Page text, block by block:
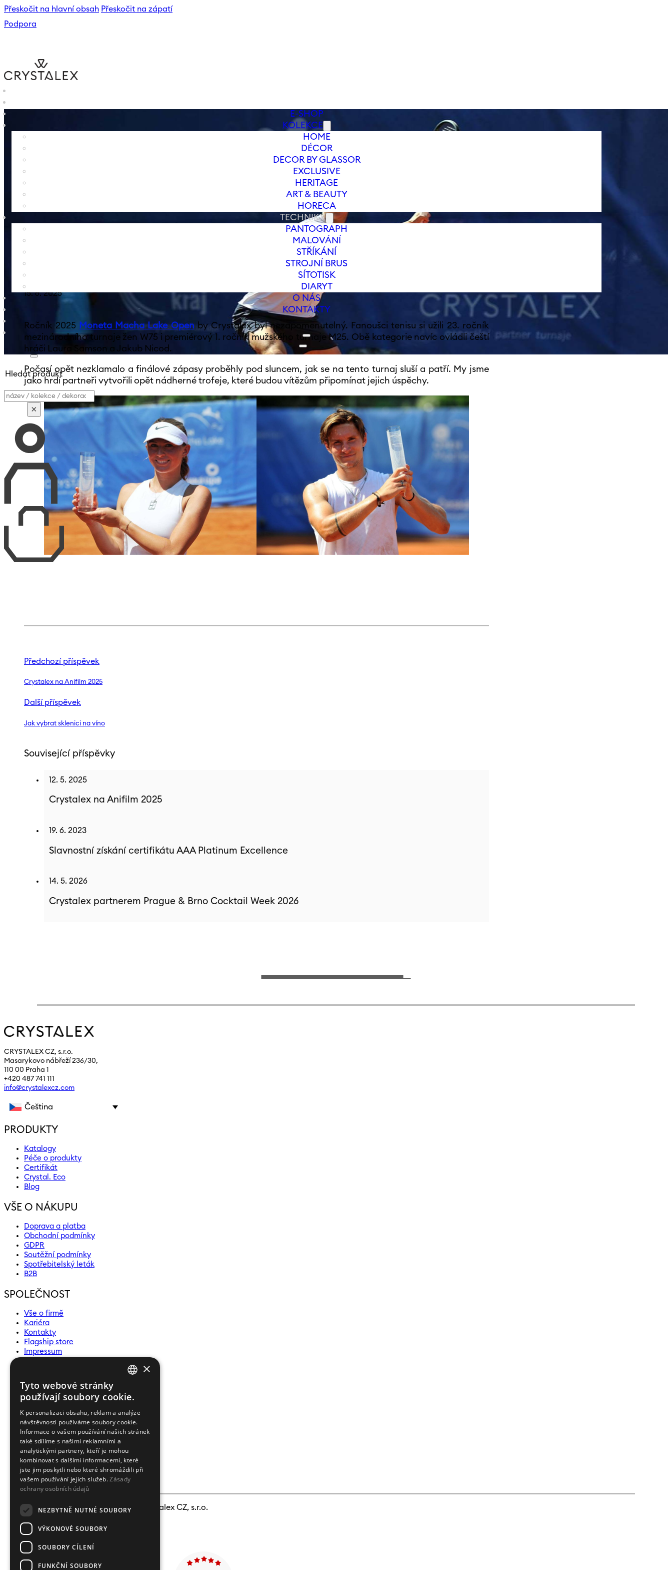
Přeskočit na hlavní obsah Přeskočit na zápatí
Podpora
B2B
E-SHOP
KOLEKCE
HOME
DÉCOR
DECOR BY GLASSOR
EXCLUSIVE
HERITAGE
ART & BEAUTY
HORECA
TECHNIKY
PANTOGRAPH
MALOVÁNÍ
STŘÍKÁNÍ
STROJNÍ BRUS
SÍTOTISK
DIARYT
O NÁS
KONTAKTY
Hledat produkt
Vyhledávání
×
CRYSTALEX A MONETA MACHA LAKE
OPEN 2025
15. 6. 2025
Ročník 2025 Moneta Macha Lake Open by Crystalex byl nezapomenutelný. Fanoušci tenisu si užili 23. ročník
mezinárodního turnaje žen W75 i premiérový 1. ročník mužského turnaje M25. Obě kategorie navíc ovládli čeští
hráči Laura Samson a Jakub Nicod.
Počasí opět nezklamalo a finálové zápasy proběhly pod sluncem, jak se na tento turnaj sluší a patří. My jsme
jako hrdí partneři vytvořili opět nádherné trofeje, které budou vítězům připomínat jejich úspěchy.
Předchozí příspěvek
Crystalex na Anifilm 2025
Další příspěvek
Jak vybrat sklenici na víno
Související příspěvky
12. 5. 2025
Crystalex na Anifilm 2025
19. 6. 2023
Slavnostní získání certifikátu AAA Platinum Excellence
14. 5. 2026
Crystalex partnerem Prague & Brno Cocktail Week 2026
CRYSTALEX CZ, s.r.o.
Masarykovo nábřeží 236/30,
110 00 Praha 1
+420 487 741 111
info@crystalexcz.com
Čeština
PRODUKTY
Katalogy
Péče o produkty
Certifikát
Crystal. Eco
Blog
VŠE O NÁKUPU
Doprava a platba
Obchodní podmínky
GDPR
Soutěžní podmínky
Spotřebitelský leták
B2B
SPOLEČNOST
Vše o firmě
Kariéra
Kontakty
Flagship store
Impressum
NEWSLETTER
zadejte prosím vaši e-mailovou
adresu
Souhlasím sezpracováním osobních
údajů .
ODEBÍRAT
© 2009 - 2026 Crystalex CZ, s.r.o.
×
Tyto webové stránky
používají soubory cookie.
K personalizaci obsahu, reklam a analýze
návštěvnosti používáme soubory cookie.
Informace o vašem používání našich stránek
také sdílíme s našimi reklamními a
analytickými partnery, kteří je mohou
kombinovat s dalšími informacemi, které
jste jim poskytli nebo které shromáždili při
vašem používání jejich služeb.Zásady
ochrany osobních údajů
NEZBYTNĚ NUTNÉ SOUBORY
VÝKONOVÉ SOUBORY
SOUBORY CÍLENÍ
FUNKČNÍ SOUBORY